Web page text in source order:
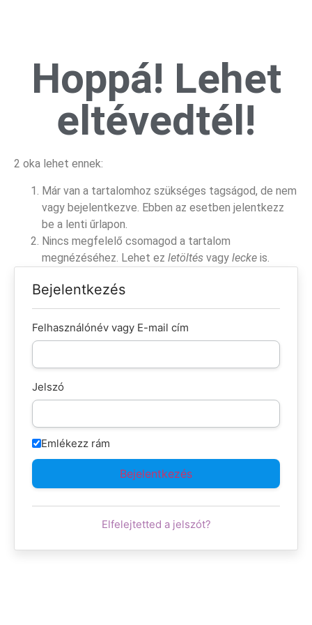
Hoppá! Lehet
eltévedtél!
2 oka lehet ennek:
Már van a tartalomhoz szükséges tagságod, de nem
vagy bejelentkezve. Ebben az esetben jelentkezz
be a lenti űrlapon.
Nincs megfelelő csomagod a tartalom
megnézéséhez. Lehet ez letöltés vagy lecke is.
Bejelentkezés
Felhasználónév vagy E-mail cím
Jelszó
Emlékezz rám
Elfelejtetted a jelszót?